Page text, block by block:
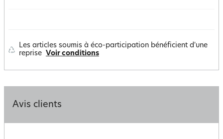
Les articles soumis à éco-participation bénéficient d'une
reprise Voir conditions
Avis clients